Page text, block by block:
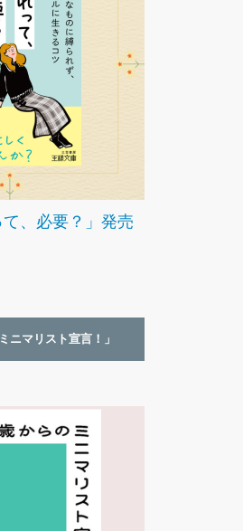
、必要？」発売
ニマリスト宣言！」